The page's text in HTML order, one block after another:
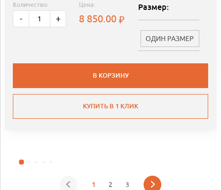
Количество:
- +
Цена:
8 850.00
Размер:
ОДИН РАЗМЕР
В КОРЗИНУ
КУПИТЬ В 1 КЛИК
1 2 3